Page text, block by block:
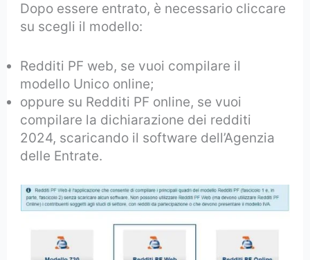
Dopo essere entrato, è necessario cliccare
su scegli il modello:
Redditi PF web, se vuoi compilare il
modello Unico online;
oppure su Redditi PF online, se vuoi
compilare la dichiarazione dei redditi
2024, scaricando il software dell’Agenzia
delle Entrate.